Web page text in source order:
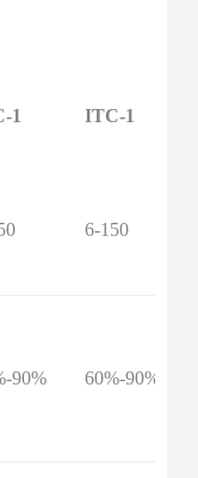
1 ITC-1
6-150
90% 60%-90%